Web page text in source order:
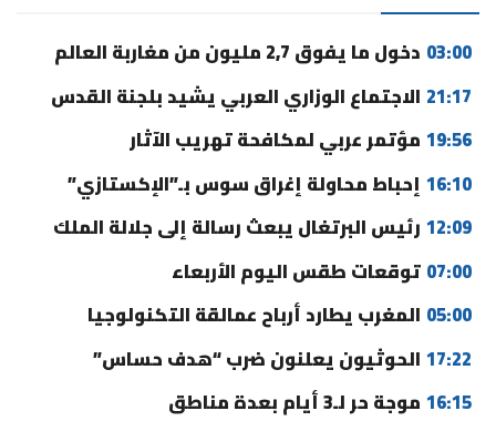
03:00 دخول ما يفوق 2,7 مليون من مغاربة العالم
21:17 الاجتماع الوزاري العربي يشيد بلجنة القدس
19:56 مؤتمر عربي لمكافحة تهريب الآثار
16:10 إحباط محاولة إغراق سوس بـ”الإكستازي”
12:09 رئيس البرتغال يبعث رسالة إلى جلالة الملك
07:00 توقعات طقس اليوم الأربعاء
05:00 المغرب يطارد أرباح عمالقة التكنولوجيا
17:22 الحوثيون يعلنون ضرب “هدف حساس”
16:15 موجة حر لـ3 أيام بعدة مناطق